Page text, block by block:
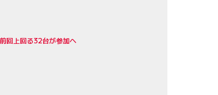
回上回る32台が参加へ